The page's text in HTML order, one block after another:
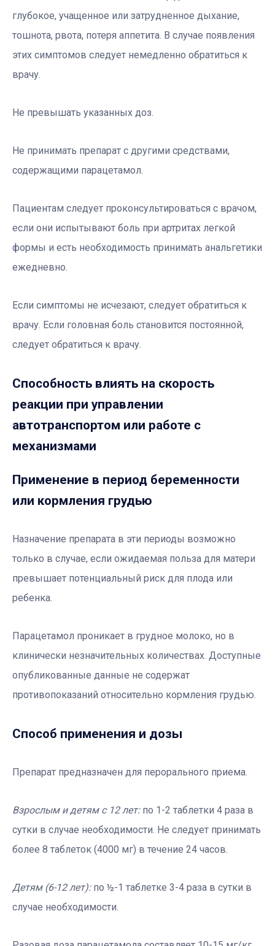
глубокое, учащенное или затрудненное дыхание,
тошнота, рвота, потеря аппетита. В случае появления
этих симптомов следует немедленно обратиться к
врачу.
Не превышать указанных доз.
Не принимать препарат с другими средствами,
содержащими парацетамол.
Пациентам следует проконсультироваться с врачом,
если они испытывают боль при артритах легкой
формы и есть необходимость принимать анальгетики
ежедневно.
Если симптомы не исчезают, следует обратиться к
врачу. Если головная боль становится постоянной,
следует обратиться к врачу.
Способность влиять на скорость
реакции при управлении
автотранспортом или работе с
механизмами
Применение в период беременности
или кормления грудью
Назначение препарата в эти периоды возможно
только в случае, если ожидаемая польза для матери
превышает потенциальный риск для плода или
ребенка.
Парацетамол проникает в грудное молоко, но в
клинически незначительных количествах. Доступные
опубликованные данные не содержат
противопоказаний относительно кормления грудью.
Способ применения и дозы
Препарат предназначен для перорального приема.
Взрослым и детям с 12 лет:по 1-2 таблетки 4 раза в
сутки в случае необходимости. Не следует принимать
более 8 таблеток (4000 мг) в течение 24 часов.
Детям (6-12 лет):по ½-1 таблетке 3-4 раза в сутки в
случае необходимости.